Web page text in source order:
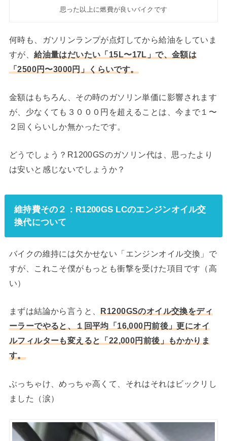
思った以上に燃費が良いバイクです
何時も、ガソリンランプが点灯してから給油をしていま
すが、給油量はだいたい「15L〜17L」で、金額は
「2500円〜3000円」くらいです。
金額はもちろん、その時のガソリン単価に影響されます
が、少なくても３０００円を超えることは、今まで１〜
２回くらいしか無かったです。
どうでしょう？R1200GSのガソリン代は、思ったより
は安いと感じないでしょうか？
維持費その２：R1200GS LCのエンジンオイル交
換代について
バイクの維持には欠かせない「エンジンオイル交換」で
すが、これこそ僕がもっとも衝撃を受けた項目です（高
い）
まずは結論から言うと、 R1200GSのオイル交換をディ
ーラーでやると、１回平均「16,000円前後」更にオイ
ルフィルターも変えると「22,000円前後」もかかりま
す。
ぶっちゃけ、めっちゃ高くて、それはそれはビックリし
ました（涙）